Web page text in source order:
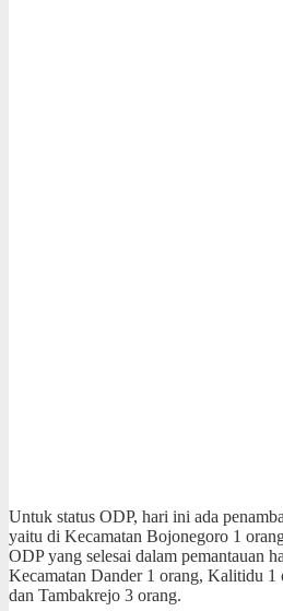
Untuk status ODP, hari ini ada
yaitu di Kecamatan Bojonegoro 1
ODP yang selesai dalam pemantauan
Kecamatan Dander 1 orang, Kalitidu 1
dan Tambakrejo 3 orang.